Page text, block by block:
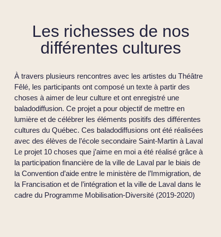
Les richesses de nos
différentes cultures
À travers plusieurs rencontres avec les artistes du Théâtre
Fêlé, les participants ont composé un texte à partir des
choses à aimer de leur culture et ont enregistré une
baladodiffusion. Ce projet a pour objectif de mettre en
lumière et de célébrer les éléments positifs des différentes
cultures du Québec. Ces baladodiffusions ont été réalisées
avec des élèves de l’école secondaire Saint-Martin à Laval
Le projet 10 choses que j’aime en moi a été réalisé grâce à
la participation financière de la ville de Laval par le biais de
la Convention d’aide entre le ministère de l’Immigration, de
la Francisation et de l’intégration et la ville de Laval dans le
cadre du Programme Mobilisation-Diversité (2019-2020)